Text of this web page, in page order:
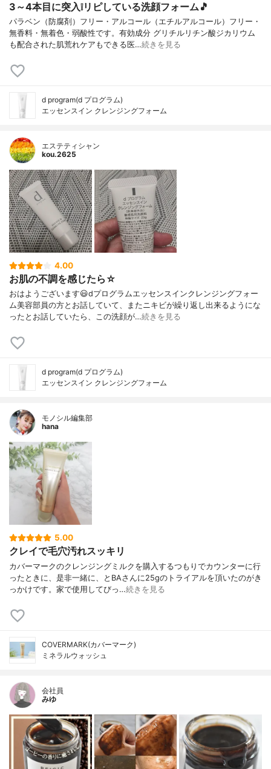
3～4本目に突入❕リピしている洗顔フォーム🎵
パラベン（防腐剤）フリー・アルコール（エチルアルコール）フリー・
無香料・無着色・弱酸性です。有効成分 グリチルリチン酸ジカリウム
も配合された肌荒れケアもできる医…続きを見る
d program(d プログラム)
エッセンスイン クレンジングフォーム
エステティシャン
kou.2625
4.00
お肌の不調を感じたら☆
おはようございます😃dプログラムエッセンスインクレンジングフォー
ム美容部員の方とお話していて、またニキビが繰り返し出来るようにな
ったとお話していたら、この洗顔が…続きを見る
d program(d プログラム)
エッセンスイン クレンジングフォーム
モノシル編集部
hana
5.00
クレイで毛穴汚れスッキリ
カバーマークのクレンジングミルクを購入するつもりでカウンターに行
ったときに、是非一緒に、とBAさんに25gのトライアルを頂いたのがき
っかけです。家で使用してびっ…続きを見る
COVERMARK(カバーマーク)
ミネラルウォッシュ
会社員
みゆ